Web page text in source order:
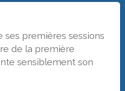
ses premières sessions
de la première
sensiblement son